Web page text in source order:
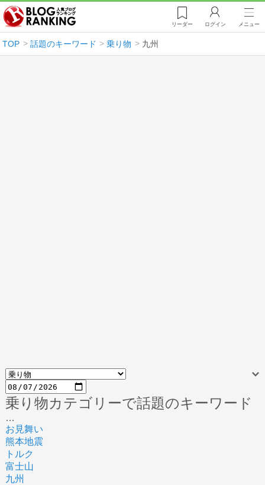
リーダー ログイン メニュー
TOP 話題のキーワード 乗り物 九州
乗り物カテゴリーで話題のキーワード
…
お見舞い
熊本地震
トルク
富士山
九州